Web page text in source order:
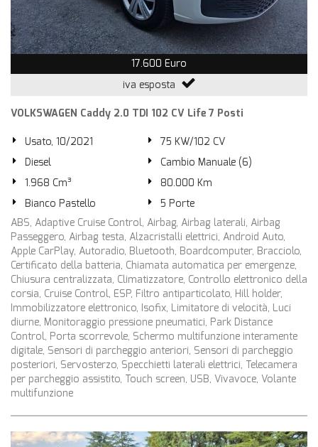
17.600 Euro
iva esposta
VOLKSWAGEN Caddy 2.0 TDI 102 CV Life 7 Posti
Usato, 10/2021
75 KW/102 CV
Diesel
Cambio Manuale (6)
1.968 Cm³
80.000 Km
Bianco Pastello
5 Porte
ABS, Adaptive Cruise Control, Airbag, Airbag laterali, Airbag
Passeggero, Airbag testa, Alzacristalli elettrici, Android Auto,
Apple CarPlay, Autoradio, Bluetooth, Boardcomputer, Bracciolo,
Certificato della batteria, Chiamata automatica per emergenze,
Chiusura centralizzata, Climatizzatore, Controllo elettronico della
corsia, Cruise Control, ESP, Filtro antiparticolato, Hill holder,
Immobilizzatore elettronico, Isofix, Limitatore di velocità, Luci
diurne, Monitoraggio pressione pneumatici, Park Distance
Control, Porta scorrevole, Schermo multifunzione interamente
digitale, Sensori di parcheggio anteriori, Sensori di parcheggio
posteriori, Servosterzo, Specchietti laterali elettrici, Telecamera
per parcheggio assistito, Touch screen, USB, Vivavoce, Volante
multifunzione